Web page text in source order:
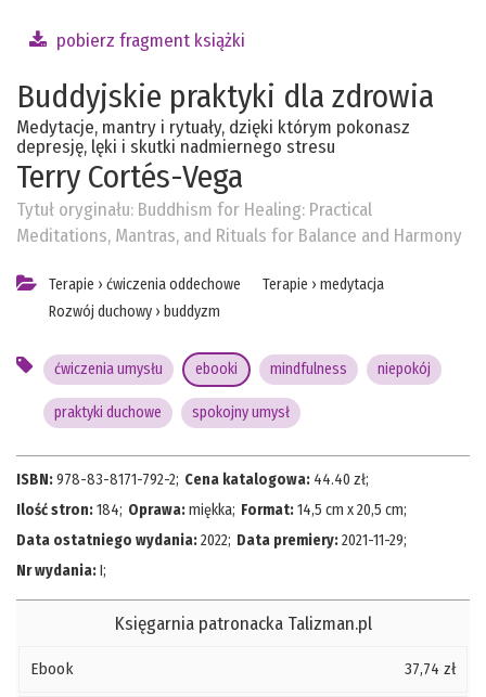
pobierz fragment książki
Buddyjskie praktyki dla zdrowia
Medytacje, mantry i rytuały, dzięki którym pokonasz
depresję, lęki i skutki nadmiernego stresu
Terry Cortés-Vega
Tytuł oryginału: Buddhism for Healing: Practical
Meditations, Mantras, and Rituals for Balance and Harmony
Terapie › ćwiczenia oddechowe
Rozwój duchowy › buddyzm
Terapie › medytacja
ćwiczenia umysłu ebooki mindfulness niepokój
praktyki duchowe spokojny umysł
ISBN:978-83-8171-792-2; Cena katalogowa: 44.40 zł;
Ilość stron:184; Oprawa:miękka; Format:14,5 cm x 20,5 cm;
Data ostatniego wydania:2022; Data premiery:2021-11-29;
Nr wydania:I;
Księgarnia patronacka Talizman.pl
Ebook 37,74 zł